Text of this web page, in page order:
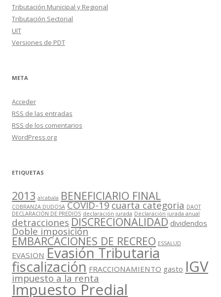
Tributación Municipal y Regional
Tributación Sectorial
UIT
Versiones de PDT
META
Acceder
RSS de las entradas
RSS de los comentarios
WordPress.org
ETIQUETAS
2013 alcabala BENEFICIARIO FINAL
COBRANZA DUDOSA COVID-19cuarta categoria DAOT
DECLARACIÓN DE PREDIOS declaración jurada Declaración jurada anual
detracciones DISCRECIONALIDAD dividendos
Doble imposición
EMBARCACIONES DE RECREO ESSALUD
EVASION Evasión Tributaria
fiscalización FRACCIONAMIENTO gasto IGV
impuesto a la renta
Impuesto Predial